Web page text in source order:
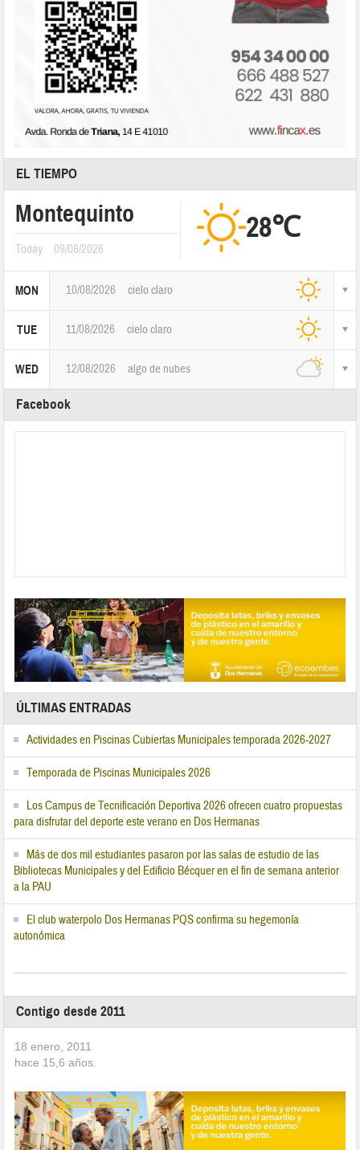
EL TIEMPO
Montequinto
Today 09/08/2026
28℃
MON 10/08/2026 cielo claro
TUE 11/08/2026 cielo claro
WED 12/08/2026 algo de nubes
Facebook
ÚLTIMAS ENTRADAS
Actividades en Piscinas Cubiertas Municipales temporada 2026-2027
Temporada de Piscinas Municipales 2026
Los Campus de Tecnificación Deportiva 2026 ofrecen cuatro propuestas
para disfrutar del deporte este verano en Dos Hermanas
Más de dos mil estudiantes pasaron por las salas de estudio de las
Bibliotecas Municipales y del Edificio Bécquer en el fin de semana anterior
a la PAU
El club waterpolo Dos Hermanas PQS confirma su hegemonía
autonómica
Contigo desde 2011
18 enero, 2011
hace 15,6 años.